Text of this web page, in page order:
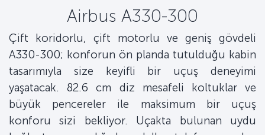
Airbus A330-300
Çift koridorlu, çift motorlu ve geniş gövdeli
A330-300; konforun ön planda tutulduğu kabin
tasarımıyla size keyifli bir uçuş deneyimi
yaşatacak. 82.6 cm diz mesafeli koltuklar ve
büyük pencereler ile maksimum bir uçuş
konforu sizi bekliyor. Uçakta bulunan uydu